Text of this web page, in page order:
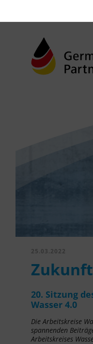
25.03.2022
20. Sitzung
Wasser 4.0
Die Arbeitskreise
spannenden
Arbeitskreises